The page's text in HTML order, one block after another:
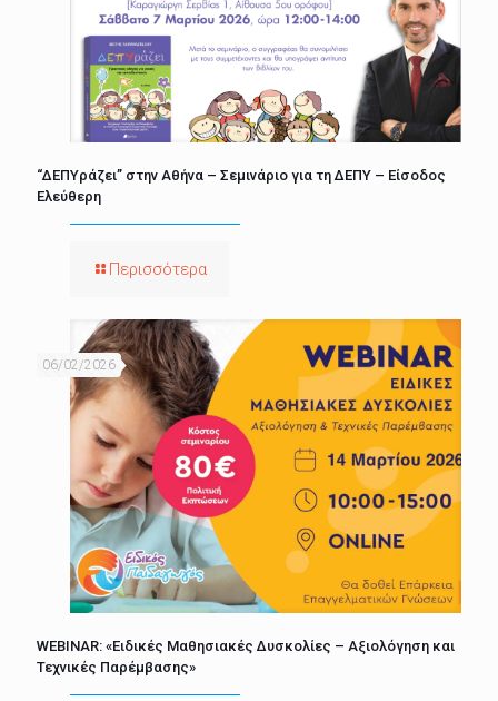
“ΔΕΠΥράζει” στην Αθήνα – Σεμινάριο για τη ΔΕΠΥ – Είσοδος
Ελεύθερη
Περισσότερα
06/02/2026
WEBINAR: «Ειδικές Μαθησιακές Δυσκολίες – Αξιολόγηση και
Τεχνικές Παρέμβασης»